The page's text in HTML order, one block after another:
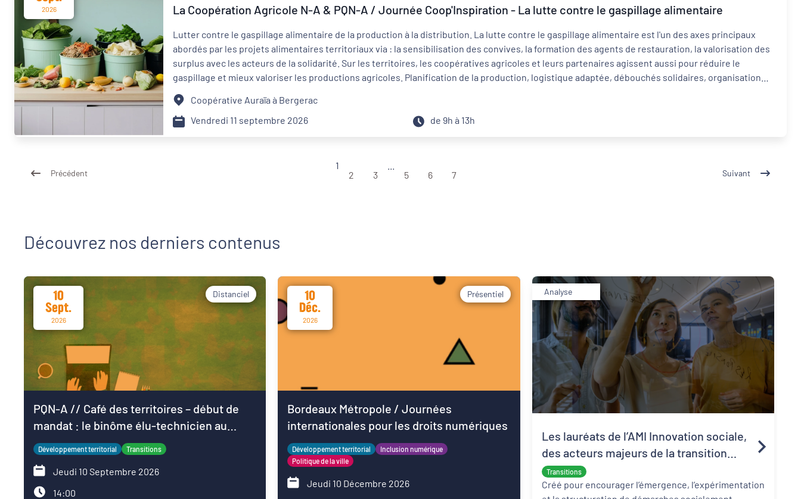
2026 La Coopération Agricole N-A & PQN-A / Journée Coop'Inspiration - La lutte contre le gaspillage alimentaire
Lutter contre le gaspillage alimentaire de la production à la distribution. La lutte contre le gaspillage alimentaire est l'un des axes principaux
abordés par les projets alimentaires territoriaux via : la sensibilisation des convives, la formation des agents de restauration, la valorisation des
surplus avec les acteurs de la solidarité. Sur les territoires, les coopératives agricoles et leurs partenaires agissent aussi pour réduire le
gaspillage et mieux valoriser les productions agricoles. Planification de la production, logistique adaptée, débouchés solidaires, organisation
collective : ces solutions existent et fonctionnent. Des synergies existent déjà entre certains opérateurs économiques et PAT sur ce
sujet. Venez découvrir ces initiatives et partager votre expérience ! La jauge maximale de participant.e.s étant atteinte, les inscriptions sont
closes. Si vous étiez toutefois intéressé·e, écrivez un mail à maiwen.hoden@pqn-a.fr, il se peut que des places se libèrent.
Coopérative Auraïa à Bergerac
Vendredi 11 septembre 2026
de 9h à 13h
Précédent
1
2
3
5
6 7 Suivant
Découvrez nos derniers contenus
10
Sept.
2026
Distanciel
PQN-A // Café des territoires – début de
mandat : le binôme élu-technicien au
service du projet de territoire
Développement territorial Transitions
Jeudi 10 Septembre 2026
14:00
10
Déc.
2026
Présentiel
Bordeaux Métropole / Journées
internationales pour les droits numériques
Développement territorial
Inclusion numérique
Politique de la ville
Jeudi 10 Décembre 2026
Analyse
Transitions
Les lauréats de l’AMI Innovation sociale,
des acteurs majeurs de la transition
écologique et sociale
Créé pour encourager l’émergence, l’expérimentation